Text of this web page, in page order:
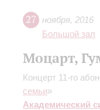
27 ноября, 2016
Большой зал
Моцарт,
Концерт 11-го
семьи»
Академический